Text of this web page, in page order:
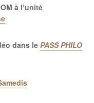
à l’unité
dans le PASS PHILO